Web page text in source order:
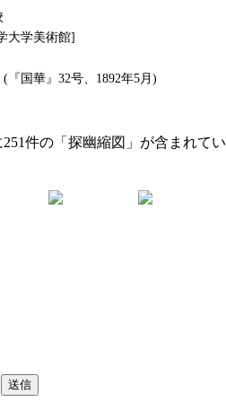
大学美術館]
(『国華』32号、1892年5月)
件の「探幽縮図」が含まれて